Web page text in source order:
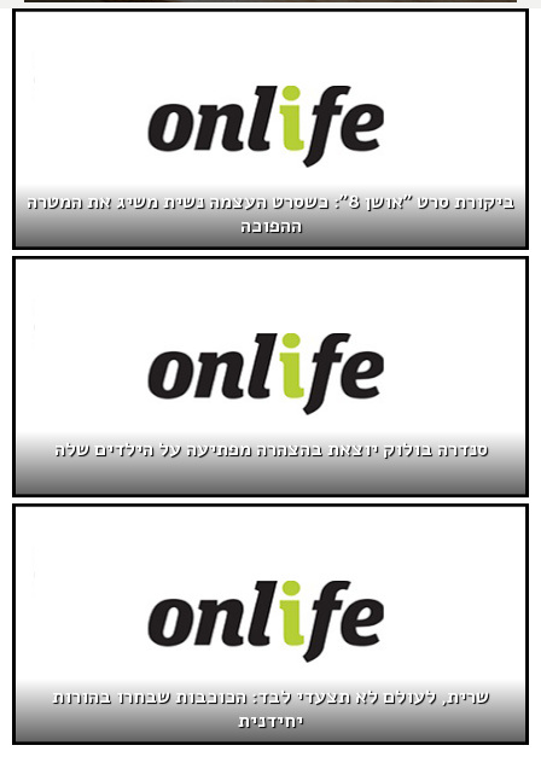
ביקורת סרט "אושן 8": כשסרט העצמה נשית משיג את המטרה
ההפוכה
סנדרה בולוק יוצאת בהצהרה מפתיעה על הילדים שלה
שרית, לעולם לא תצעדי לבד: הכוכבות שבחרו בהורות
יחידנית